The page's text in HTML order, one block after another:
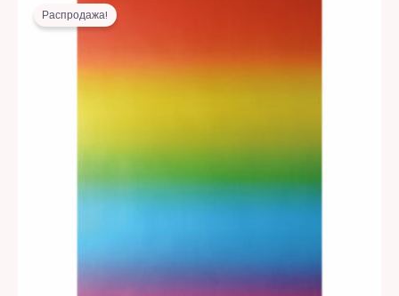
Распродажа!цена
составляла